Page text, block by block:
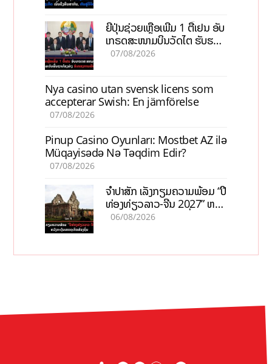
ຍີ່ປຸ່ນຊ່ວຍເຫຼືອເພີ່ມ 1 ຕື້ເຢນ ອັບ
ເກຣດສະໜາມບິນວັດໄຕ ຮັບຮອງ
ການເຕີບໂຕ
07/08/2026
Nya casino utan svensk licens som
accepterar Swish: En jämförelse
07/08/2026
Pinup Casino Oyunları: Mostbet AZ ilə
Müqayisədə Nə Təqdim Edir?
07/08/2026
ຈຳປາສັກ ເລັ່ງກຽມຄວາມພ້ອມ “ປີ
ທ່ອງທ່ຽວລາວ-ຈີນ 2027” ຫວັງ
ກະຕຸ້ນເສດຖະກິດທ້ອງຖິ່ນ
06/08/2026